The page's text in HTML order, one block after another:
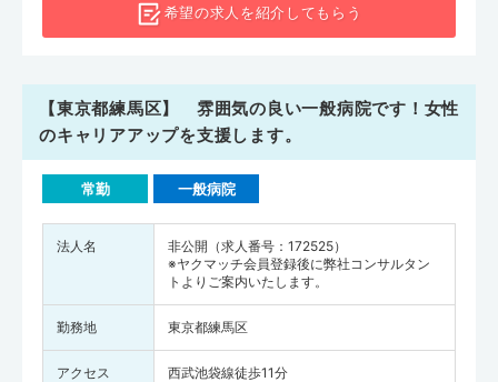
希望の求人を紹介してもらう
【東京都練馬区】 雰囲気の良い一般病院です！女性
のキャリアアップを支援します。
常勤 一般病院
法人名
非公開（求人番号：172525）
※ヤクマッチ会員登録後に弊社コンサルタン
トよりご案内いたします。
勤務地 東京都練馬区
アクセス 西武池袋線徒歩11分